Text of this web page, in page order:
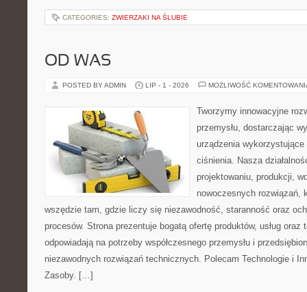
CATEGORIES: ZWIERZAKI NA ŚLUBIE
OD WAS
POSTED BY ADMIN LIP - 1 - 2026 MOŻLIWOŚĆ
Tworzymy innowacyjne
przemysłu, dostarczając
urządzenia
ciśnienia. Nasza
projektowaniu, produkcji,
nowoczesnych rozwiązań,
wszędzie tam, gdzie liczy się niezawodność, staranność oraz
procesów. Strona prezentuje bogatą ofertę produktów, usług oraz
odpowiadają na potrzeby współczesnego przemysłu i
niezawodnych rozwiązań technicznych. Polecam Technologie i
Zasoby. […]